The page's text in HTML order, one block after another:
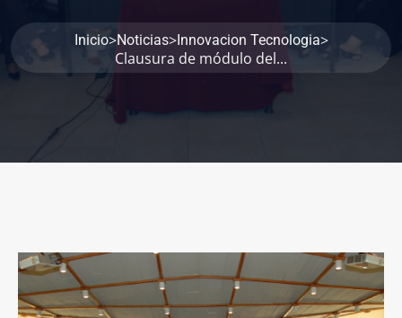
Inicio>Noticias>Innovacion Tecnologia>
Clausura de módulo del...